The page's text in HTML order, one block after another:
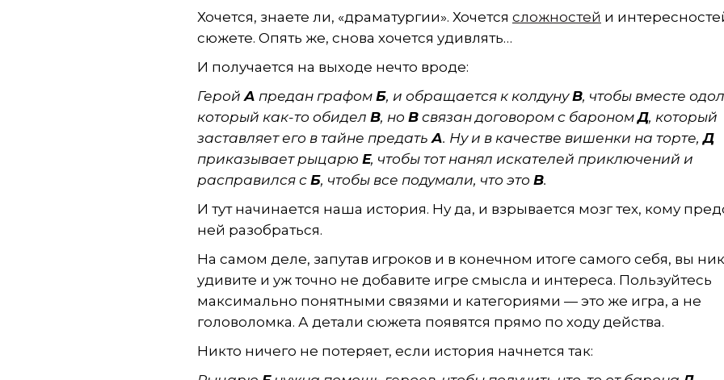
Хочется, знаете ли, «драматургии». Хочется сложностей и
сюжете. Опять же, снова хочется удивлять…
И получается на выходе нечто вроде:
Герой А предан графом Б, и обращается к колдунуВ, чтобы вместе
который как-то обидел В, но Всвязан договором с барономД, который
заставляет его в тайне предать А. Ну и в качестве вишенки на торте,Д
приказывает рыцарю Е, чтобы тот нанял искателей приключений и
расправился с Б, чтобы все подумали, что это В.
И тут начинается наша история. Ну да, и взрывается мозг тех, кому
ней разобраться.
На самом деле, запутав игроков и в конечном итоге самого себя, вы
удивите и уж точно не добавите игре смысла и интереса. Пользуйтесь
максимально понятными связями и категориями — это же игра, а не
головоломка. А детали сюжета появятся прямо по ходу действа.
Никто ничего не потеряет, если история начнется так: